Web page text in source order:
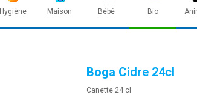
Hygiène Maison Bébé Bio
Boga Cidre 24cl
Canette 24 cl